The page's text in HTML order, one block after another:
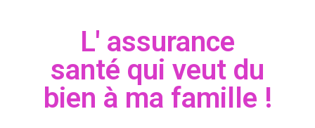
L' assurance
santé qui veut du
bien à ma famille !